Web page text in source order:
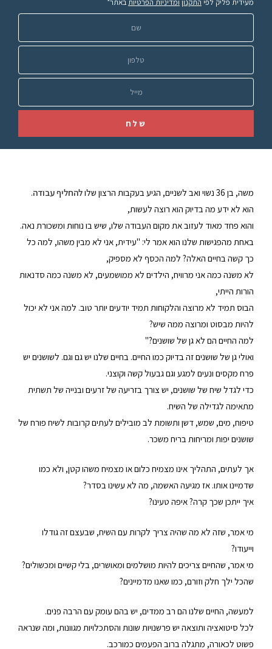
מעידית פליק לפי התקנון ומדיניות הפרטיותבאתר*
שלח
משה, בן 36 נשוי ואב לשניים, הגיע בעקבות הרצון שלו להחליף עבודה.
הוא לא ידע מה בדיוק הוא רוצה לעשות,
והוא פחד מאוד לעזוב את מקום העבודה שלו, שיש בו נוחות ומשכורת נאה.
באחת מהפגישות שלנו הוא אמר לי: "עידית, אני לא מבין משהו, למה כל
כך קשה בחיים האלה? למה הכסף לא מספיק,
לא משנה כמה אני מרוויח, הילדים לא ממושמעים, לא משנה כמה סדנאות
הורות הייתי,
הבוס תמיד לא מרוצה והלקוחות תמיד יודעים יותר טוב. למה אני לא יכול
להיות מבסוט ומרוצה ממה שיש?
למה החיים הם לא גן של שושנים?"
ואולי גן של שושנים זה בדיוק כמו החיים. בחיים שלנו יש גם וגם. לשושנים יש
פרח מקסים ונעים למגע וגם גבעול קשה וקוצני.
כדי לגדל שיח של שושנים, יש צורך בזריעה של זרעים ובנייה של תשתית
מתאימה לגדילה של השיח.
טיפוח, מים, שמש, דשן ותשומת לב מובילים לעתים קרובות לשיח פורח של
שושנים יפות ומריחות בריח משכר.
אך לעתים, התהליך אינו מצמיח כלום או מצמיח משהו קטן, ולא כמו
שדמיינו אותו. אז מגיעה האשמה, מה לא עשינו בסדר?
איך ייתכן שכך קרה? איפה טעינו?
מי אמר, שזה לא מה שהיה צריך לקרות עם השיח, שבעצם זה גודלו
וייעודו?
מי אמר, שהחיים צריכים להיות מושלמים ומאושרים, בלי קשיים ומכשולים?
שהכל ילך חלק וזורם, כמו שאנו מדמיינים?
למעשה, החיים שלנו הם רב ממדים, יש בהם עומק עם הרבה פנים.
לכל סיטואציה ותוצאה יש פרשנויות שונות והסתכלויות מגוונות, ומה שנראה
פשוט לכאורה, מתגלה ברוב הפעמים כמורכב.